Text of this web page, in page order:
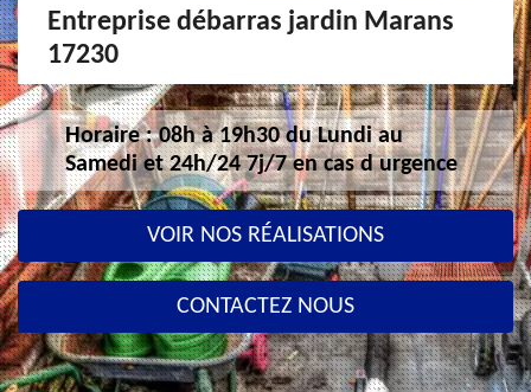
Entreprise débarras jardin Marans
17230
Horaire : 08h à 19h30 du Lundi au
Samedi et 24h/24 7j/7 en cas d urgence
VOIR NOS RÉALISATIONS
CONTACTEZ NOUS